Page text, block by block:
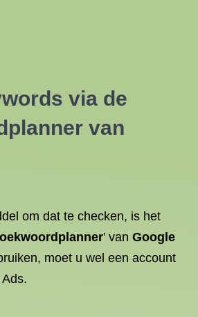
via de
van
om dat te checken, is het
’ van Google
moet u wel een account